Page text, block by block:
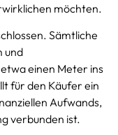
möchten.
Sämtliche
und
einen Meter ins
für den Käufer ein
Aufwands,
verbunden ist.